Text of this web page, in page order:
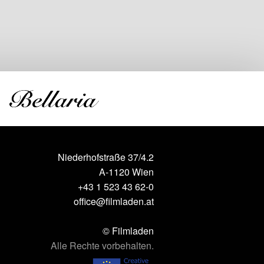
Niederhofstraße 37/4.2
A-1120 Wien
+43 1 523 43 62-0
office@filmladen.at
© Filmladen
Alle Rechte vorbehalten.